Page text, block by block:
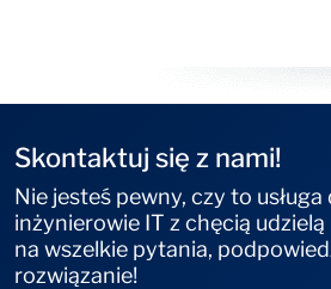
Skontaktuj się z nami!
Nie jesteś pewny, czy to usługa
inżynierowie IT z chęcią
na wszelkie pytania,
rozwiązanie!